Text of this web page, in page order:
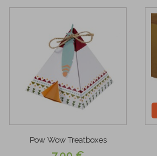
Pow Wow Treatboxes